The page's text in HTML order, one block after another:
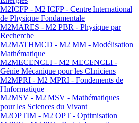
M2ICFP - M2 ICFP - Centre International
de Physique Fondamentale
M2MARES - M2 PBR - Physique par
Recherche
M2MATHMOD - M2 MM - Modélisation
Mathématique
M2MECENCLI - M2 MECENCLI -
Génie Mécanique pour les Cliniciens
M2MPRI - M2 MPRI - Fondements de
l'Informatique
M2MSV - M2 MSV - Mathématiques
pour les Sciences du Vivant
M2OPTIM - M2 OPT - Optimisation